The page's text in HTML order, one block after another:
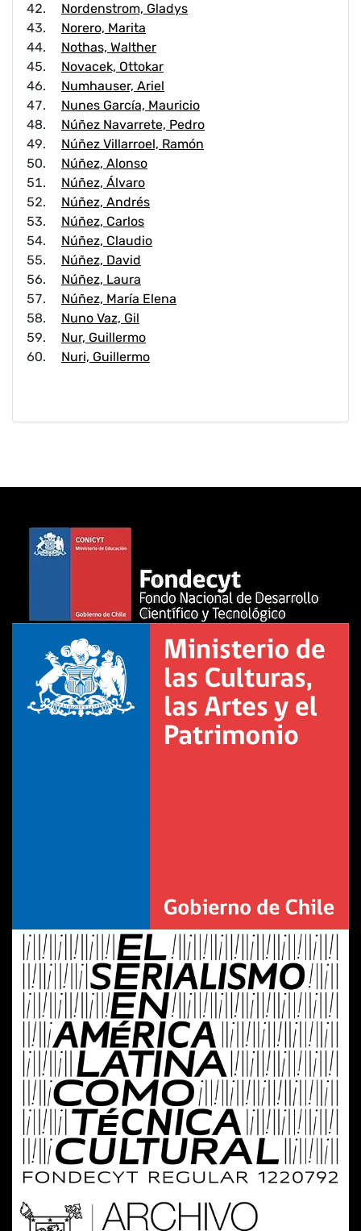
Nordenstrom, Gladys
Norero, Marita
Nothas, Walther
Novacek, Ottokar
Numhauser, Ariel
Nunes García, Mauricio
Núñez Navarrete, Pedro
Núñez Villarroel, Ramón
Núñez, Alonso
Núñez, Álvaro
Núñez, Andrés
Núñez, Carlos
Núñez, Claudio
Núñez, David
Núñez, Laura
Núñez, María Elena
Nuno Vaz, Gil
Nur, Guillermo
Nuri, Guillermo